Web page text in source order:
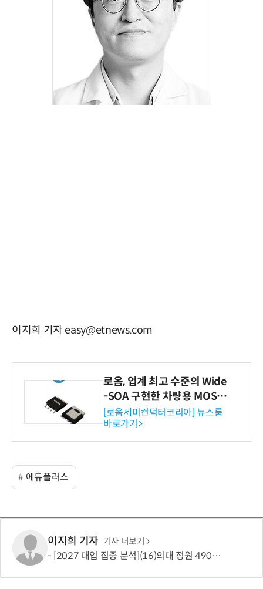
이지희 기자 easy@etnews.com
로옴, 업계 최고 수준의 Wide
-SOA 구현한 차량용 MOSF
ET 개발
[로옴세미컨덕터코리아] 뉴스룸
바로가기>
에듀플러스
이지희 기자 기사 더보기
[2027 대입 집중 분석](16)의대 정원 490명 늘었지만…서울·수도권은 전형 변화에 주목